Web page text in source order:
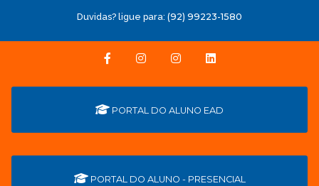
Duvidas? ligue para: (92) 99223-1580
PORTAL DO ALUNO EAD
PORTAL DO ALUNO - PRESENCIAL